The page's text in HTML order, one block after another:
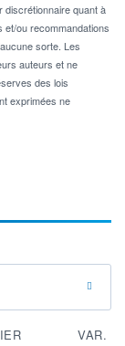
discrétionnaire quant à
ou recommandations
sorte. Les
auteurs et ne
des lois
exprimées ne
VAR.